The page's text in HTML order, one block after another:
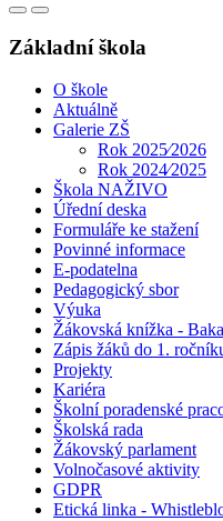
Základní škola
O škole
Aktuálně
Galerie ZŠ
Rok 2025⁄2026
Rok 2024⁄2025
Škola NAŽIVO
Úřední deska
Formuláře ke stažení
Povinné informace
E-podatelna
Pedagogický sbor
Výuka
Žákovská knížka -
Zápis žáků do 1.
Projekty
Kariéra
Školní poradenské
Školská rada
Žákovský parlament
Volnočasové aktivity
GDPR
Etická linka -